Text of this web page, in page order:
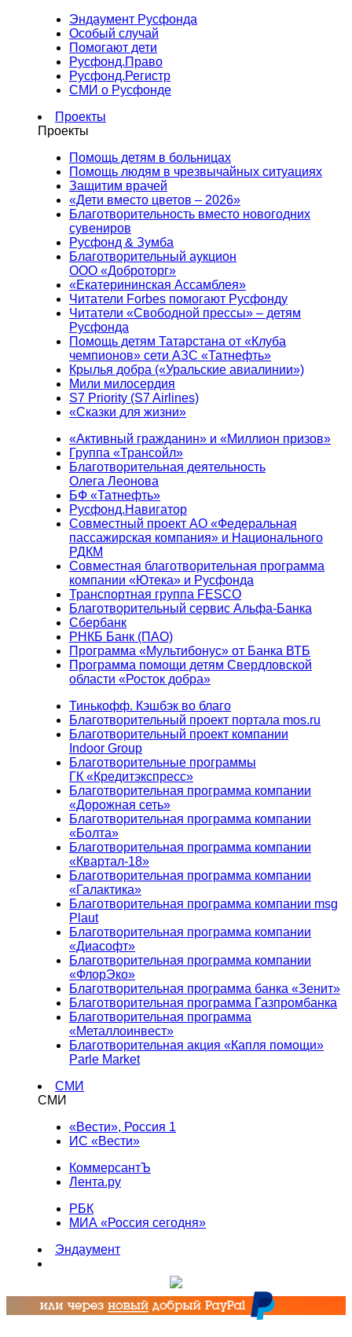
Эндаумент Русфонда
Особый случай
Помогают дети
Русфонд.Право
Русфонд.Регистр
СМИ о Русфонде
Проекты
Проекты
Помощь детям в больницах
Помощь людям в чрезвычайных ситуациях
Защитим врачей
«Дети вместо цветов – 2026»
Благотворительность вместо новогодних
сувениров
Русфонд & Зумба
Благотворительный аукцион
ООО «Доброторг»
«Екатерининская Ассамблея»
Читатели Forbes помогают Русфонду
Читатели «Свободной прессы» – детям
Русфонда
Помощь детям Татарстана от «Клуба
чемпионов» сети АЗС «Татнефть»
Крылья добра («Уральские авиалинии»)
Мили милосердия
S7 Priority (S7 Airlines)
«Сказки для жизни»
«Активный гражданин» и «Миллион призов»
Группа «Трансойл»
Благотворительная деятельность
Олега Леонова
БФ «Татнефть»
Русфонд.Навигатор
Совместный проект АО «Федеральная
пассажирская компания» и Национального
РДКМ
Совместная благотворительная программа
компании «Ютека» и Русфонда
Транспортная группа FESCO
Благотворительный сервис Альфа-Банка
Сбербанк
РНКБ Банк (ПАО)
Программа «Мультибонус» от Банка ВТБ
Программа помощи детям Свердловской
области «Росток добра»
Тинькофф. Кэшбэк во благо
Благотворительный проект портала mos.ru
Благотворительный проект компании
Indoor Group
Благотворительные программы
ГК «Кредитэкспресс»
Благотворительная программа компании
«Дорожная сеть»
Благотворительная программа компании
«Болта»
Благотворительная программа компании
«Квартал-18»
Благотворительная программа компании
«Галактика»
Благотворительная программа компании msg
Plaut
Благотворительная программа компании
«Диасофт»
Благотворительная программа компании
«ФлорЭко»
Благотворительная программа банка «Зенит»
Благотворительная программа Газпромбанка
Благотворительная программа
«Металлоинвест»
Благотворительная акция «Капля помощи»
Parle Market
СМИ
СМИ
«Вести», Россия 1
ИС «Вести»
КоммерсантЪ
Лента.ру
РБК
МИА «Россия сегодня»
Эндаумент